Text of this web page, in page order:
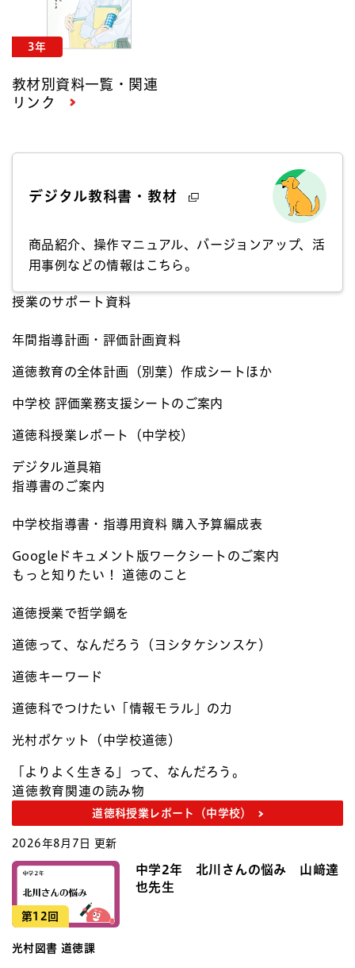
3年
教材別資料一覧・関連
リンク
デジタル教科書・教材
商品紹介、操作マニュアル、バージョンアップ、活
用事例などの情報はこちら。
授業のサポート資料
年間指導計画・評価計画資料​
道徳教育の全体計画（別葉）作成シートほか​
中学校 評価業務支援シートのご案内​
道徳科授業レポート（中学校）
デジタル道具箱
指導書のご案内
中学校指導書・指導用資料 購入予算編成表​
Googleドキュメント版ワークシートのご案内​
もっと知りたい！ 道徳のこと
道徳授業で哲学鍋を​
道徳って、なんだろう（ヨシタケシンスケ）
道徳キーワード
道徳科でつけたい「情報モラル」の力
光村ポケット（中学校道徳）
「よりよく生きる」って、なんだろう。
道徳教育関連の読み物
道徳科授業レポート（中学校）
2026年8月7日 更新
第12回
中学2年 北川さんの悩み 山﨑達
也先生
光村図書 道徳課